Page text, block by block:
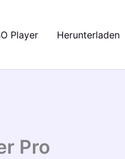
Player Herunterladen
Pro